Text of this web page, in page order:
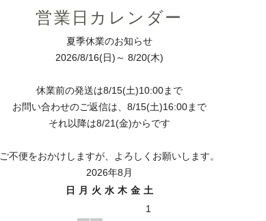
営業日カレンダー
夏季休業のお知らせ
2026/8/16(日)～ 8/20(木)
休業前の発送は8/15(土)10:00まで
お問い合わせのご返信は、8/15(土)16:00まで
それ以降は8/21(金)からです
ご不便をおかけしますが、よろしくお願いします。
2026年8月
日
月 火 水 木 金 土
1